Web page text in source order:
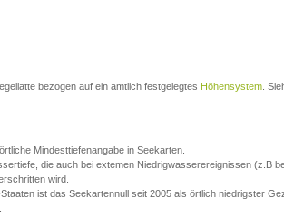
bezogen auf ein amtlich festgelegtes Höhensystem .
Mindesttiefenangabe in Seekarten.
die auch bei extemen Niedrigwasserereignissen (z.B
wird.
ist das Seekartennull seit 2005 als örtlich niedrigster